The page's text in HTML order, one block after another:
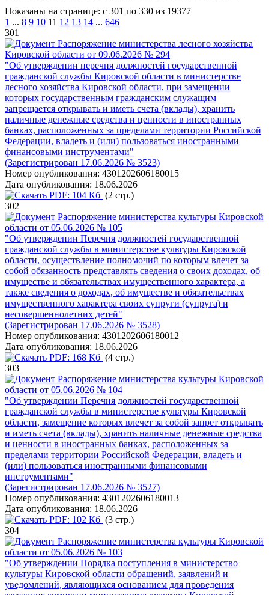
Показаны на странице: с 301 по 330 из 19377
1 ... 8 9 10 11 12 13 14 ... 646
301
Распоряжение министерства лесного хозяйства
Кировской области от 09.06.2026 № 294
"Об утверждении перечня должностей государственной
гражданской службы Кировской области в министерстве
лесного хозяйства Кировской области, при замещении
которых государственным гражданским служащим
запрещается открывать и иметь счета (вклады), хранить
наличные денежные средства и ценности в иностранных
банках, расположенных за пределами территории Российской
Федерации, владеть и (или) пользоваться иностранными
финансовыми инструментами"
(Зарегистрирован 17.06.2026 № 3523)
Номер опубликования: 4301202606180015
Дата опубликования: 18.06.2026
PDF: 104 Кб (2 стр.)
302
Распоряжение министерства культуры Кировской
области от 05.06.2026 № 105
"Об утверждении Перечня должностей государственной
гражданской службы в министерстве культуры Кировской
области, осуществление полномочий по которым влечет за
собой обязанность представлять сведения о своих доходах, об
имуществе и обязательствах имущественного характера, а
также сведения о доходах, об имуществе и обязательствах
имущественного характера своих супруги (супруга) и
несовершеннолетних детей"
(Зарегистрирован 17.06.2026 № 3528)
Номер опубликования: 4301202606180012
Дата опубликования: 18.06.2026
PDF: 168 Кб (4 стр.)
303
Распоряжение министерства культуры Кировской
области от 05.06.2026 № 104
"Об утверждении Перечня должностей государственной
гражданской службы в министерстве культуры Кировской
области, замещение которых влечет за собой запрет открывать
и иметь счета (вклады), хранить наличные денежные средства
и ценности в иностранных банках, расположенных за
пределами территории Российской Федерации, владеть и
(или) пользоваться иностранными финансовыми
инструментами"
(Зарегистрирован 17.06.2026 № 3527)
Номер опубликования: 4301202606180013
Дата опубликования: 18.06.2026
PDF: 102 Кб (3 стр.)
304
Распоряжение министерства культуры Кировской
области от 05.06.2026 № 103
"Об утверждении Порядка поступления в министерство
культуры Кировской области обращений, заявлений и
уведомлений, являющихся основанием для проведения